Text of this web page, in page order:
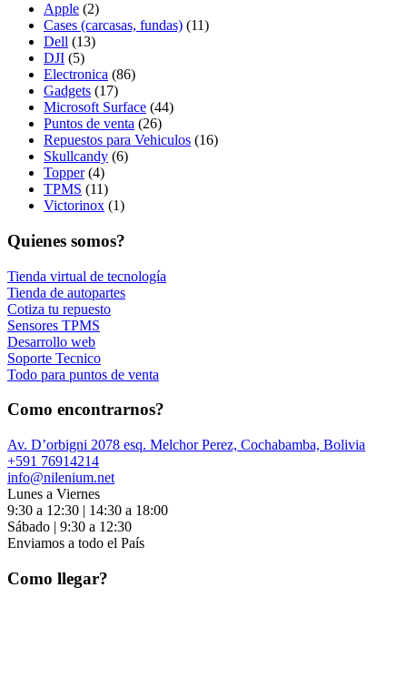
Apple (2)
Cases (carcasas, fundas) (11)
Dell (13)
DJI (5)
Electronica (86)
Gadgets (17)
Microsoft Surface (44)
Puntos de venta (26)
Repuestos para Vehiculos (16)
Skullcandy (6)
Topper (4)
TPMS (11)
Victorinox (1)
Quienes somos?
Tienda virtual de tecnología
Tienda de autopartes
Cotiza tu repuesto
Sensores TPMS
Desarrollo web
Soporte Tecnico
Todo para puntos de venta
Como encontrarnos?
Av. D’orbigni 2078 esq. Melchor Perez, Cochabamba, Bolivia
+591 76914214
info@nilenium.net
Lunes a Viernes
9:30 a 12:30 | 14:30 a 18:00
Sábado | 9:30 a 12:30
Enviamos a todo el País
Como llegar?